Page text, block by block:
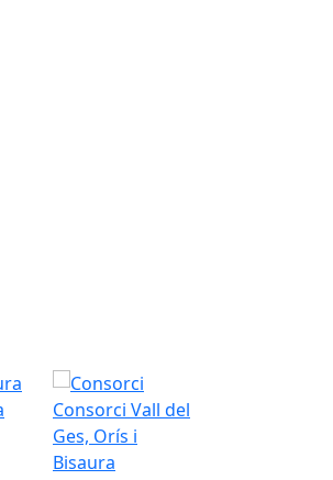
Consorci Vall del
Ges, Orís i
Bisaura